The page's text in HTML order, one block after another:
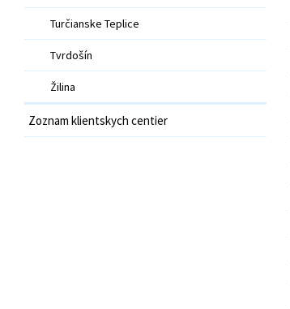
Turčianske Teplice
Tvrdošín
Žilina
Zoznam klientskych centier